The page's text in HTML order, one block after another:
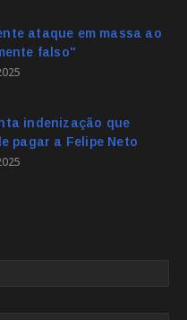
ataque em massa ao
falso"
indenização que
pagar a Felipe Neto